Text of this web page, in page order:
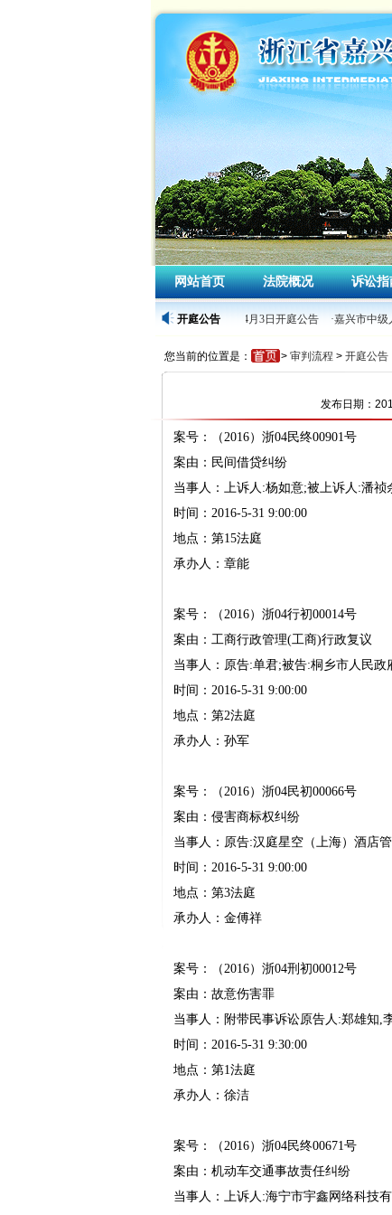
网站首页 法院概况 诉讼指
开庭公告
·嘉兴市中级人民法院2026年4月3日开庭公告 ·嘉兴市中级
您当前的位置是： > 审判流程 > 开庭公告
发布日期：
案号：（2016）浙04民终00901号
案由：民间借贷纠纷
当事人：上诉人:杨如意;被上诉人:潘祯
时间：2016-5-31 9:00:00
地点：第15法庭
承办人：章能
案号：（2016）浙04行初00014号
案由：工商行政管理(工商)行政复议
当事人：原告:单君;被告:桐乡市人民政
时间：2016-5-31 9:00:00
地点：第2法庭
承办人：孙军
案号：（2016）浙04民初00066号
案由：侵害商标权纠纷
当事人：原告:汉庭星空（上海）酒店
时间：2016-5-31 9:00:00
地点：第3法庭
承办人：金傅祥
案号：（2016）浙04刑初00012号
案由：故意伤害罪
当事人：附带民事诉讼原告人:郑雄知,
时间：2016-5-31 9:30:00
地点：第1法庭
承办人：徐洁
案号：（2016）浙04民终00671号
案由：机动车交通事故责任纠纷
当事人：上诉人:海宁市宇鑫网络科技